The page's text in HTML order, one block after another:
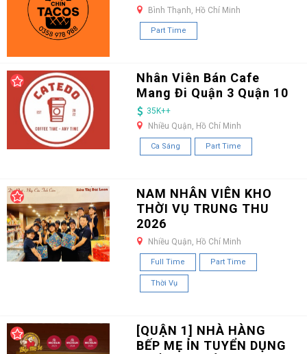
Bình Thạnh, Hồ Chí Minh
Part Time
Nhân Viên Bán Cafe
Mang Đi Quận 3 Quận 10
35K++
Nhiều Quận, Hồ Chí Minh
Ca Sáng Part Time
NAM NHÂN VIÊN KHO
THỜI VỤ TRUNG THU
2026
Nhiều Quận, Hồ Chí Minh
Full Time Part Time
Thời Vụ
[QUẬN 1] NHÀ HÀNG
BẾP MẸ ỈN TUYỂN DỤNG